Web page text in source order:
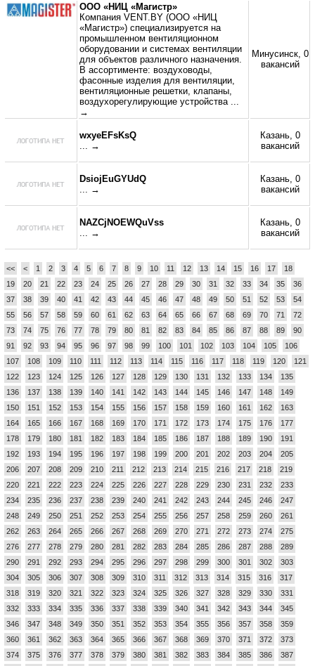
ООО «НИЦ «Магистр»
Компания VENT.BY (ООО «НИЦ
«Магистр») специализируется на
промышленном вентиляционном
оборудовании и системах вентиляции
для объектов различного назначения.
В ассортименте: воздуховоды,
фасонные изделия для вентиляции,
вентиляционные решетки, клапаны,
воздухорегулирующие устройства
→
Минусинск, 0
вакансий
wxyeEFsKsQ
... →
Казань, 0
вакансий
DsiojEuGYUdQ
... →
Казань, 0
вакансий
NAZCjNOEWQuVss
... →
Казань, 0
вакансий
<< < 1 2 3 4 5 6 7 8 9 10 11 12 13 14 15 16 17
18
19
20 21 22 23 24 25 26 27 28 29 30 31 32 33 34 35
36
37
38 39 40 41 42 43 44 45 46 47 48 49 50 51 52 53
54
55
56 57 58 59 60 61 62 63 64 65 66 67 68 69 70 71
72
73
74 75 76 77 78 79 80 81 82 83 84 85 86 87 88 89
90
91
92 93 94 95 96 97 98 99 100 101 102 103 104 105
106
107
108 109 110 111 112 113 114 115 116 117 118 119 120
121
122
123 124 125 126 127 128 129 130 131 132 133 134
135
136
137 138 139 140 141 142 143 144 145 146 147 148
149
150
151 152 153 154 155 156 157 158 159 160 161 162
163
164
165 166 167 168 169 170 171 172 173 174 175 176
177
178
179 180 181 182 183 184 185 186 187 188 189 190
191
192
193 194 195 196 197 198 199 200 201 202 203 204
205
206
207 208 209 210 211 212 213 214 215 216 217 218
219
220
221 222 223 224 225 226 227 228 229 230 231 232
233
234
235 236 237 238 239 240 241 242 243 244 245 246
247
248
249 250 251 252 253 254 255 256 257 258 259 260
261
262
263 264 265 266 267 268 269 270 271 272 273 274
275
276
277 278 279 280 281 282 283 284 285 286 287 288
289
290
291 292 293 294 295 296 297 298 299 300 301 302
303
304
305 306 307 308 309 310 311 312 313 314 315 316
317
318
319 320 321 322 323 324 325 326 327 328 329 330
331
332
333 334 335 336 337 338 339 340 341 342 343 344
345
346
347 348 349 350 351 352 353 354 355 356 357 358
359
360
361 362 363 364 365 366 367 368 369 370 371 372
373
374
375 376 377 378 379 380 381 382 383 384 385 386
387